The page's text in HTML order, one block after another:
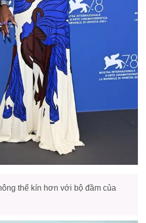
thể kín hơn với bộ đầm của